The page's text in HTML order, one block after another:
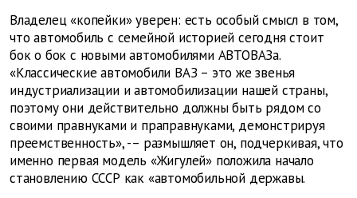
Владелец «копейки» уверен: есть особый смысл в том,
что автомобиль с семейной историей сегодня стоит
бок о бок с новыми автомобилями АВТОВАЗа.
«Классические автомобили ВАЗ – это же звенья
индустриализации и автомобилизации нашей страны,
поэтому они действительно должны быть рядом со
своими правнуками и праправнуками, демонстрируя
преемственность», -– размышляет он, подчеркивая, что
именно первая модель «Жигулей» положила начало
становлению СССР как «автомобильной державы.